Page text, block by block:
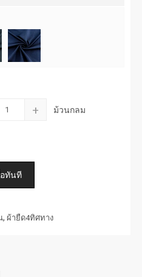
+ ม้วนกลม
,ผ้ายืด4ทิศทาง